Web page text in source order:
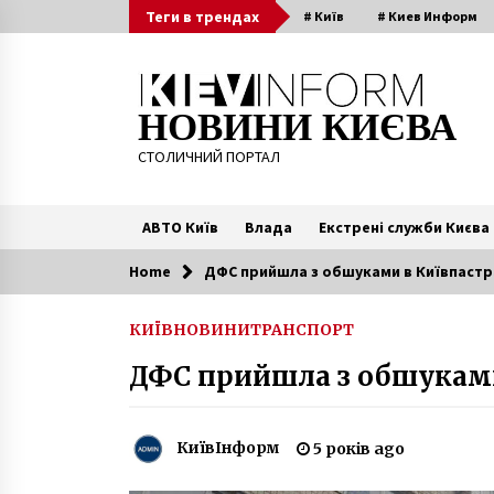
to
Теги в трендах # Київ # Киев Информ
НОВИНИ КИЄВА
СТОЛИЧНИЙ ПОРТАЛ
АВТО Київ Влада Екстрені служби Києва
Читають зараз
отреставрированную лестницу к
фундаменту Десятинной церкви
У Києві на Виноградарі загорівся
пасажири (ФОТО)
Home ДФС прийшла з обшуками в
КИЇВНОВИНИТРАНСПОРТ
ДФС прийшла з
КиївІнформ 5 років ago